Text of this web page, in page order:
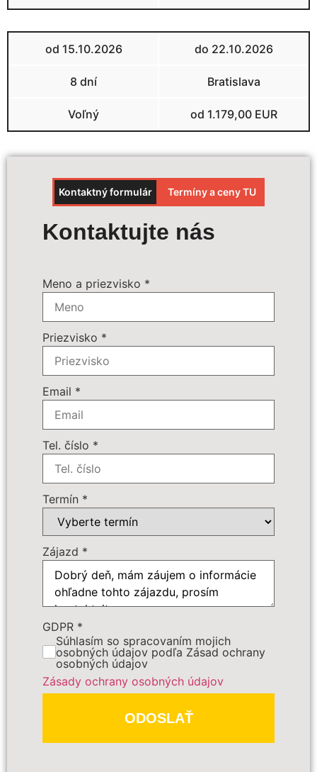
od 15.10.2026 do 22.10.2026
8 dní Bratislava
Voľný od 1.179,00 EUR
Kontaktný formulár Termíny a ceny TU
Kontaktujte nás
Meno a priezvisko *
Priezvisko *
Email *
Tel. číslo *
Termín *
Zájazd *
GDPR *
Súhlasím so spracovaním mojich
osobných údajov podľa Zásad ochrany
osobných údajov
Zásady ochrany osobných údajov
ODOSLAŤ
Výpočet ceny
Povinné príplatky:
Doplnkové služby:
89 € - Batožina do podpalubia
Počet osôb
Cena zájazdu
PREDBEŽNE OBJEDNAŤ
Polia označené*sú povinné